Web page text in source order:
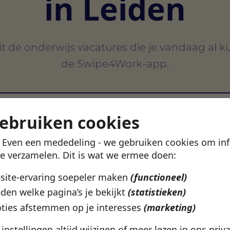
cookies
Even een mededeling - we gebruiken cookies om
verzamelen. Dit is wat we ermee doen:
ervaring soepeler maken (functioneel)
welke pagina’s je bekijkt (statistieken)
afstemmen op je interesses (marketing)
de onderwijs vacatures die je vandaag al
de Swipe4Work-app.
DOOR 500+ WERKGEVERS IN